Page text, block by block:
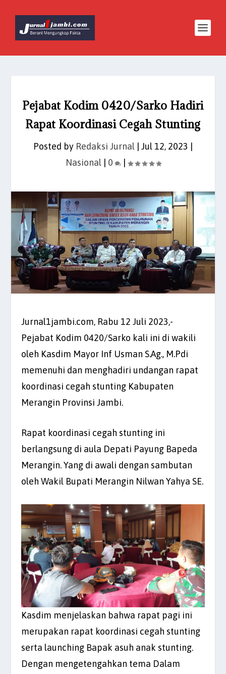
Pejabat Kodim 0420/Sarko Hadiri
Rapat Koordinasi Cegah Stunting
Posted by Redaksi Jurnal Jul 12, 2023
Nasional| 0 |
Jurnal1jambi.com, Rabu 12 Juli 2023,-
Pejabat Kodim 0420/Sarko kali ini di wakili
oleh Kasdim Mayor Inf Usman S.Ag., M.Pdi
memenuhi dan menghadiri undangan rapat
koordinasi cegah stunting Kabupaten
Merangin Provinsi Jambi.
Rapat koordinasi cegah stunting ini
berlangsung di aula Depati Payung Bapeda
Merangin. Yang di awali dengan sambutan
oleh Wakil Bupati Merangin Nilwan Yahya SE.
Kasdim menjelaskan bahwa rapat pagi ini
merupakan rapat koordinasi cegah stunting
serta launching Bapak asuh anak stunting.
Dengan mengetengahkan tema Dalam